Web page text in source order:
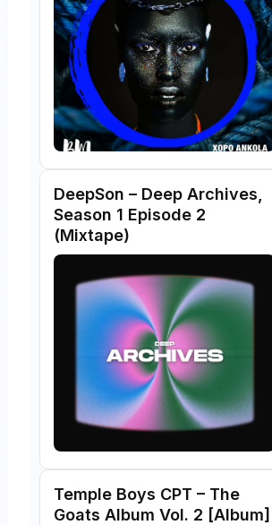
DeepSon – Deep Archives,
Season 1 Episode 2
(Mixtape)
Temple Boys CPT – The
Goats Album Vol. 2 [Album]